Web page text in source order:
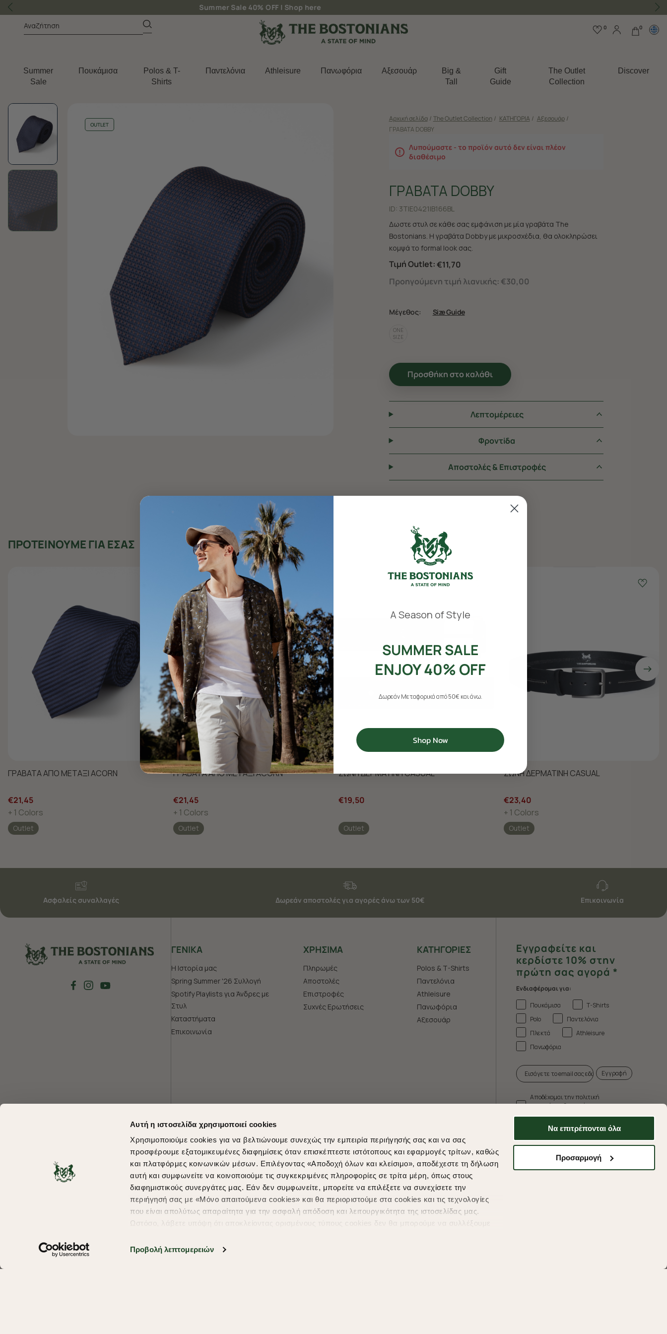
Αυτή η ιστοσελίδα χρησιμοποιεί cookies
Χρησιμοποιούμε cookies για να βελτιώνουμε συνεχώς την εμπειρία περιήγησής σας και να σας
προσφέρουμε εξατομικευμένες διαφημίσεις όταν επισκέπτεστε ιστότοπους και εφαρμογές τρίτων, καθώς
και πλατφόρμες κοινωνικών μέσων. Επιλέγοντας «Αποδοχή όλων και κλείσιμο», αποδέχεστε τη δήλωση
αυτή και συμφωνείτε να κοινοποιούμε τις συγκεκριμένες πληροφορίες σε τρίτα μέρη, όπως στους
διαφημιστικούς συνεργάτες μας. Εάν δεν συμφωνείτε, μπορείτε να επιλέξετε να συνεχίσετε την
περιήγησή σας με «Μόνο απαιτούμενα cookies» και θα περιοριστούμε στα cookies και τις τεχνολογίες
που είναι απολύτως απαραίτητα για την ασφαλή απόδοση και λειτουργικότητα της ιστοσελίδας μας.
Ωστόσο, λάβετε υπόψη ότι αποκλείοντας ορισμένους τύπους cookies δεν θα μπορούμε να συλλέξουμε
υπηρεσίες και διαφημίσεις. Για να προσαρμόσετε τις επιλογές σας ή να ανακαλέσετε τη συγκατάθεσή
Προβολή λεπτομερειών
Να επιτρέπονται όλα
Προσαρμογή
Δωρεάν μεταφορικά για παραγγελίες άνω των 50€
0 0
Summer
Sale
Πουκάμισα
Polos & T-
Shirts
Παντελόνια Athleisure Πανωφόρια Aξεσουάρ
Big &
Tall
Gift
Guide
The Outlet
Collection
Discover
OUTLET
Αρχική σελίδα / The Outlet Collection / ΚΑΤΗΓΟΡΙΑ / Αξεσουάρ /
ΓΡΑΒΑΤΑ DOBBY
Λυπούμαστε - το προϊόν αυτό δεν είναι πλέον
διαθέσιμο
ΓΡΑΒΑΤΑ DOBBY
ID: 3TIE0421|B166BL
Δωστε στυλ σε κάθε σας εμφάνιση με μία γραβάτα The
Bostonians. Η γραβάτα Dobby με μικροσχέδια, θα ολοκληρώσει
κομψά το formal look σας.
Τιμή Outlet:€11,70
Προηγούμενη τιμή λιανικής: €30,00
Μέγεθος: Size Guide
ONE
SIZE
Προσθήκη στο καλάθι
Λεπτομέρειες
Φροντiδα
Αποστολές & Επιστροφές
ΠΡΟΤΕΙΝΟΥΜΕ ΓΙΑ ΕΣΑΣ
ΓΡΑΒΑΤΑ ΑΠΟ ΜΕΤΑΞΙ ACORN
€21,45
+ 1 Colors
Outlet
ΓΡΑΒΑΤΑ ΑΠΟ ΜΕΤΑΞΙ ACORN
€21,45
+ 1 Colors
Outlet
ΖΩΝΗ ΔΕΡΜΑΤΙΝΗ CASUAL
€19,50
Outlet
ΖΩΝΗ ΔΕΡΜΑΤΙΝΗ CASUAL
€23,40
+ 1 Colors
Outlet
Ασφαλείς συναλλαγές Δωρεάν αποστολές για αγορές άνω των 50€ Επικοινωνία
ΓΕΝΙΚΑ
Η Ιστορία μας
Spring Summer '26 Συλλογή
Spotify Playlists για Άνδρες με
Στυλ
Καταστήματα
Επικοινωνία
ΧΡHΣΙΜΑ
Πληρωμές
Αποστολές
Επιστροφές
Συχνές Ερωτήσεις
ΚΑΤΗΓΟΡΙΕΣ
Polos & T-Shirts
Παντελόνια
Athleisure
Πανωφόρια
Aξεσουάρ
Εγγραφείτε και
κερδίστε 10% στην
πρώτη σας αγορά *
Ενδιαφέρομαι για:
Πουκάμισα
T-Shirts
Polo
Παντελόνια
Πλεκτά
Athleisure
Πανωφόρια
Εγγραφή
Αποδέχομαι την πολιτική
απορρήτου & τους όρους
* Δεν συνδυάζεται με άλλες προωθητικές
ενέργειες.
Shopping in secure with Shipping Methods
A Season of Style
SUMMER SALE
ENJOY 40% OFF
Δωρεάν Μεταφορικά από 50€ και άνω.
Shop Now